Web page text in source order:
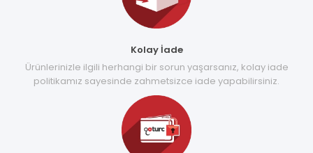
Kolay İade
Ürünlerinizle ilgili herhangi bir sorun yaşarsanız, kolay iade
politikamız sayesinde zahmetsizce iade yapabilirsiniz.